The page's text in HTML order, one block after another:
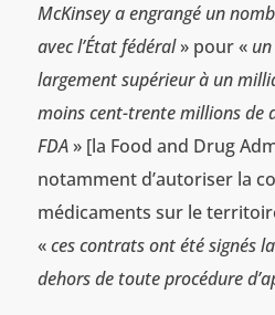
McKinsey a engrangé un
avec l’État fédéral» pour «
largement supérieur à un
moins cent-trente millions de
FDA» [la Food and Drug
notamment d’autoriser la
médicaments sur le
«ces contrats ont été signés
dehors de toute procédure